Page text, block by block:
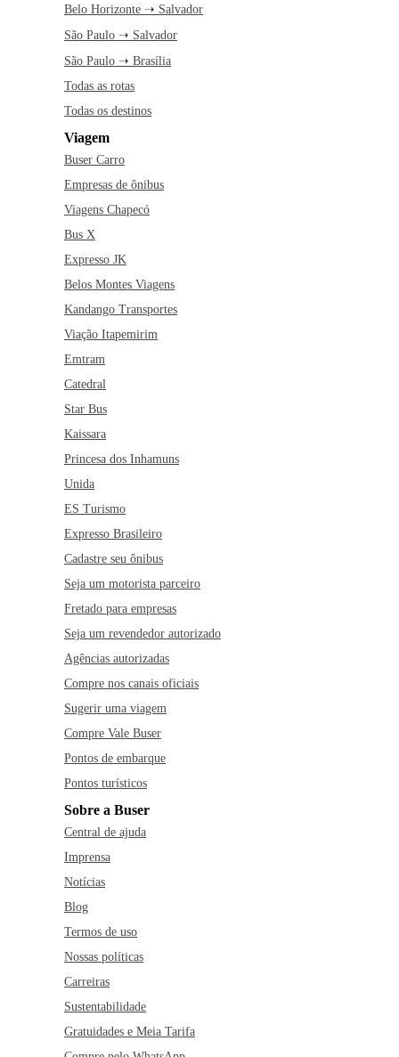
Belo Horizonte ➝ Salvador
São Paulo ➝ Salvador
São Paulo ➝ Brasília
Todas as rotas
Todas os destinos
Viagem
Buser Carro
Empresas de ônibus
Viagens Chapecó
Bus X
Expresso JK
Belos Montes Viagens
Kandango Transportes
Viação Itapemirim
Emtram
Catedral
Star Bus
Kaissara
Princesa dos Inhamuns
Unida
ES Turismo
Expresso Brasileiro
Cadastre seu ônibus
Seja um motorista parceiro
Fretado para empresas
Seja um revendedor autorizado
Agências autorizadas
Compre nos canais oficiais
Sugerir uma viagem
Compre Vale Buser
Pontos de embarque
Pontos turísticos
Sobre a Buser
Central de ajuda
Imprensa
Notícias
Blog
Termos de uso
Nossas políticas
Carreiras
Sustentabilidade
Gratuidades e Meia Tarifa